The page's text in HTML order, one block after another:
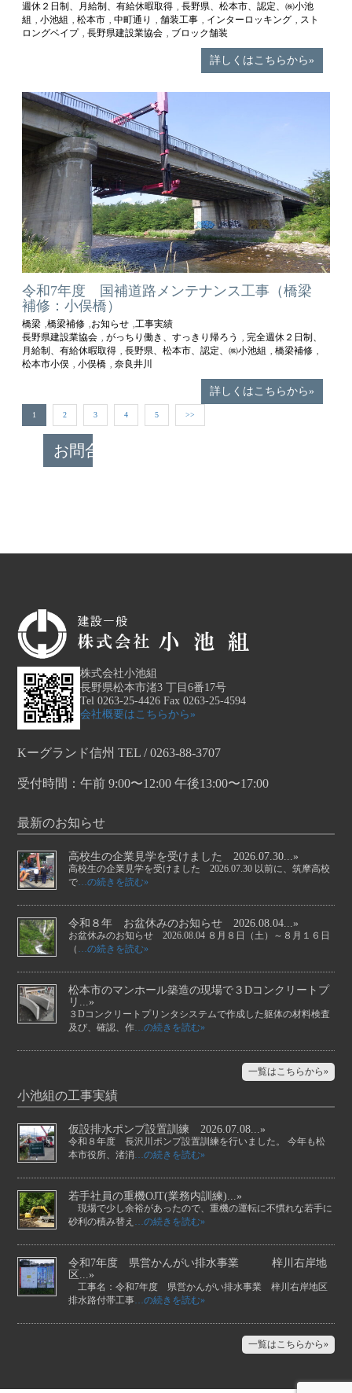
週休２日制、月給制、有給休暇取得 , 長野県、松本市、認定、㈱小池
組
, 小池組 , 松本市 , 中町通り , 舗装工事 , インターロッキング , スト
ロングベイプ , 長野県建設業協会 , ブロック舗装
詳しくはこちらから»
令和7年度 国補道路メンテナンス工事（橋梁
補修：小俣橋）
橋梁 ,橋梁補修 ,お知らせ ,工事実績
長野県建設業協会 , がっちり働き、すっきり帰ろう , 完全週休２日制、
月給制、有給休暇取得 , 長野県、松本市、認定、㈱小池組 , 橋梁補修 ,
松本市小俣 , 小俣橋 , 奈良井川
詳しくはこちらから»
1 2 3 4 5 >>
お問合せ
株式会社小池組
長野県松本市渚3 丁目6番17号
Tel 0263-25-4426 Fax 0263-25-4594
会社概要はこちらから»
Kーグランド信州 TEL / 0263-88-3707
受付時間：午前 9:00〜12:00 午後13:00〜17:00
最新のお知らせ
高校生の企業見学を受けました 2026.07.30...»
高校生の企業見学を受けました 2026.07.30 以前に、筑摩高校
で…の続きを読む»
令和８年 お盆休みのお知らせ 2026.08.04...»
お盆休みのお知らせ 2026.08.04 ８月８日（土）～８月１６日
（ …の続きを読む»
松本市のマンホール築造の現場で３Dコンクリートプ
リ...»
３Dコンクリートプリンタシステムで作成した躯体の材料検査
及び、確認、作…の続きを読む»
一覧はこちらから»
小池組の工事実績
仮設排水ポンプ設置訓練 2026.07.08...»
令和８年度 長沢川ポンプ設置訓練を行いました。 今年も松
本市役所、渚消…の続きを読む»
若手社員の重機OJT(業務内訓練)...»
現場で少し余裕があったので、重機の運転に不慣れな若手に
砂利の積み替え …の続きを読む»
令和7年度 県営かんがい排水事業 梓川右岸地
区...»
工事名：令和7年度 県営かんがい排水事業 梓川右岸地区
排水路付帯工事…の続きを読む»
一覧はこちらから»